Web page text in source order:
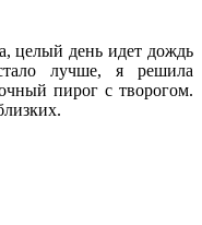
целый день идет дождь
лучше, я решила
пирог с творогом.